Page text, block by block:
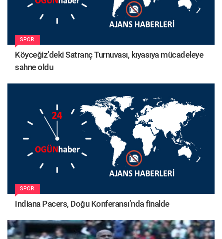
SPOR
Köyceğiz’deki Satranç Turnuvası, kıyasıya mücadeleye
sahne oldu
SPOR
Indiana Pacers, Doğu Konferansı’nda finalde